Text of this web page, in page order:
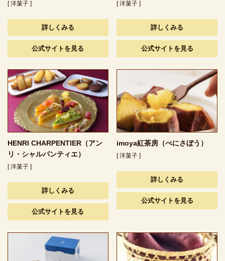
[ 洋菓子 ]
詳しくみる
公式サイトを見る
[ 洋菓子 ]
詳しくみる
公式サイトを見る
HENRI CHARPENTIER（アン
リ・シャルパンティエ）
[ 洋菓子 ]
詳しくみる
公式サイトを見る
imoya紅茶房（べにさぼう）
[ 洋菓子 ]
詳しくみる
公式サイトを見る